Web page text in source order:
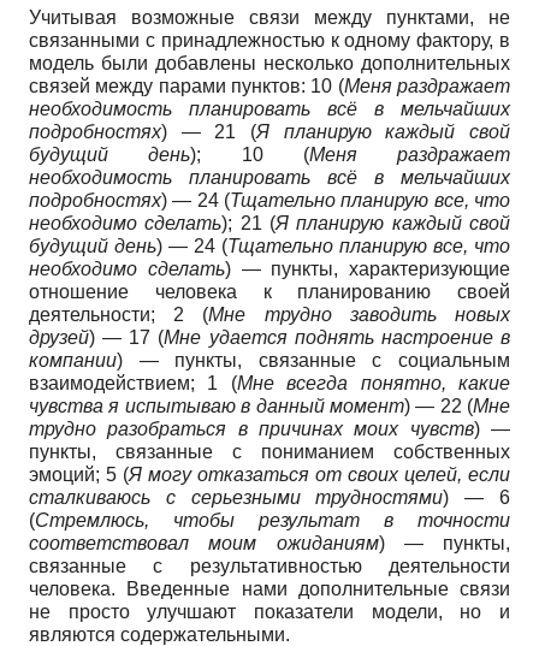
Учитывая возможные связи между пунктами, не
связанными с принадлежностью к одному фактору, в
модель были добавлены несколько дополнительных
связей между парами пунктов: 10 (Меня раздражает
необходимость планировать всё в мельчайших
подробностях) — 21 (Я планирую каждый свой
будущий день); 10 (Меня раздражает
необходимость планировать всё в мельчайших
подробностях) — 24 (Тщательно планирую все, что
необходимо сделать); 21 (Я планирую каждый свой
будущий день) — 24 (Тщательно планирую все, что
необходимо сделать) — пункты, характеризующие
отношение человека к планированию своей
деятельности; 2 (Мне трудно заводить новых
друзей) — 17 (Мне удается поднять настроение в
компании) — пункты, связанные с социальным
взаимодействием; 1 (Мне всегда понятно, какие
чувства я испытываю в данный момент) — 22 (Мне
трудно разобраться в причинах моих чувств) —
пункты, связанные с пониманием собственных
эмоций; 5 (Я могу отказаться от своих целей, если
сталкиваюсь с серьезными трудностями) — 6
(Стремлюсь, чтобы результат в точности
соответствовал моим ожиданиям) — пункты,
связанные с результативностью деятельности
человека. Введенные нами дополнительные связи
не просто улучшают показатели модели, но и
являются содержательными.